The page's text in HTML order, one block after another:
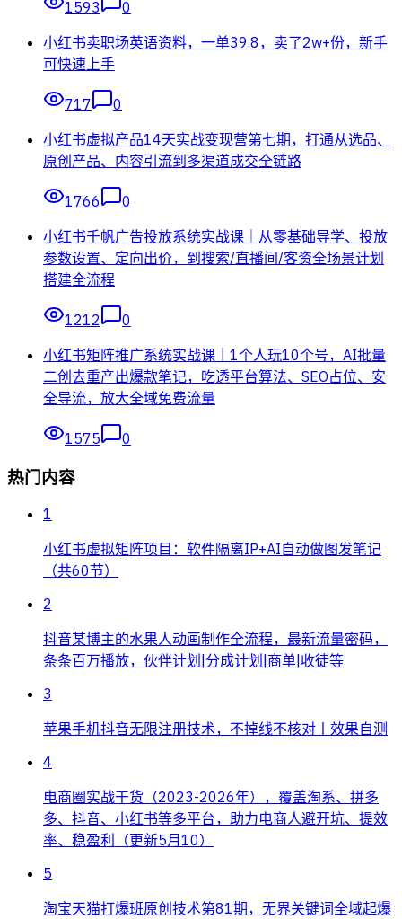
1593
0
小红书卖职场英语资料，一单39.8，卖了2w+份，新手
可快速上手
717
0
小红书虚拟产品14天实战变现营第七期，打通从选品、
原创产品、内容引流到多渠道成交全链路
1766
0
小红书千帆广告投放系统实战课｜从零基础导学、投放
参数设置、定向出价，到搜索/直播间/客资全场景计划
搭建全流程
1212
0
小红书矩阵推广系统实战课｜1个人玩10个号，AI批量
二创去重产出爆款笔记，吃透平台算法、SEO占位、安
全导流，放大全域免费流量
1575 0
热门内容
1
小红书虚拟矩阵项目：软件隔离IP+AI自动做图发笔记
（共60节）
2
抖音某博主的水果人动画制作全流程，最新流量密码，
条条百万播放，伙伴计划|分成计划|商单|收徒等
3
苹果手机抖音无限注册技术，不掉线不核对丨效果自测
4
电商圈实战干货（2023-2026年），覆盖淘系、拼多
多、抖音、小红书等多平台，助力电商人避开坑、提效
率、稳盈利（更新5月10）
5
淘宝天猫打爆班原创技术第81期，无界关键词全域起爆